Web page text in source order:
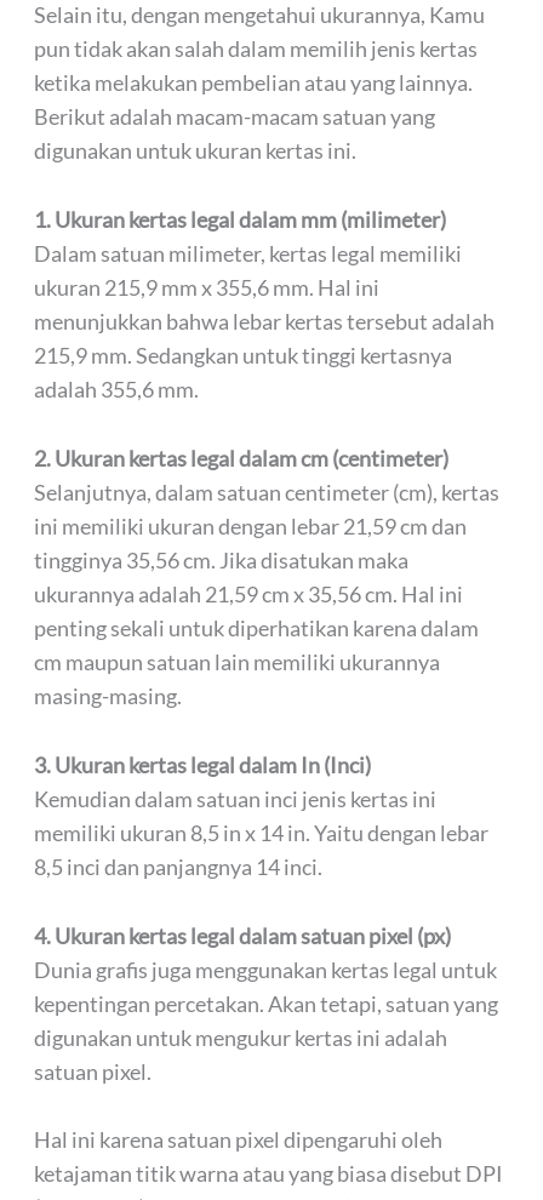
Selain itu, dengan mengetahui ukurannya, Kamu
pun tidak akan salah dalam memilih jenis kertas
ketika melakukan pembelian atau yang lainnya.
Berikut adalah macam-macam satuan yang
digunakan untuk ukuran kertas ini.
1. Ukuran kertas legal dalam mm (milimeter)
Dalam satuan milimeter, kertas legal memiliki
ukuran 215,9 mm x 355,6 mm. Hal ini
menunjukkan bahwa lebar kertas tersebut adalah
215,9 mm. Sedangkan untuk tinggi kertasnya
adalah 355,6 mm.
2. Ukuran kertas legal dalam cm (centimeter)
Selanjutnya, dalam satuan centimeter (cm), kertas
ini memiliki ukuran dengan lebar 21,59 cm dan
tingginya 35,56 cm. Jika disatukan maka
ukurannya adalah 21,59 cm x 35,56 cm. Hal ini
penting sekali untuk diperhatikan karena dalam
cm maupun satuan lain memiliki ukurannya
masing-masing.
3. Ukuran kertas legal dalam In (Inci)
Kemudian dalam satuan inci jenis kertas ini
memiliki ukuran 8,5 in x 14 in. Yaitu dengan lebar
8,5 inci dan panjangnya 14 inci.
4. Ukuran kertas legal dalam satuan pixel (px)
Dunia grafis juga menggunakan kertas legal untuk
kepentingan percetakan. Akan tetapi, satuan yang
digunakan untuk mengukur kertas ini adalah
satuan pixel.
Hal ini karena satuan pixel dipengaruhi oleh
ketajaman titik warna atau yang biasa disebut DPI